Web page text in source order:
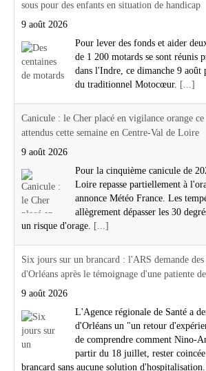
sous pour des enfants en situation de handicap
9 août 2026
Pour lever des fonds et aider
de 1 200 motards se sont réunis
dans l'Indre, ce dimanche 9 août
du traditionnel Motocœur. [...]
Canicule : le Cher placé en vigilance orange
attendus cette semaine en Centre-Val de Loire
9 août 2026
Pour la cinquième canicule de
Loire repasse partiellement à
annonce Météo France. Les
allègrement dépasser les 30
un risque d'orage. [...]
Six jours sur un brancard : l'ARS demande
d'Orléans après le témoignage d'une patiente
9 août 2026
L'Agence régionale de Santé a
d'Orléans un "un retour
de comprendre comment Nino-
partir du 18 juillet, rester
brancard sans aucune solution d'hospitalisation.